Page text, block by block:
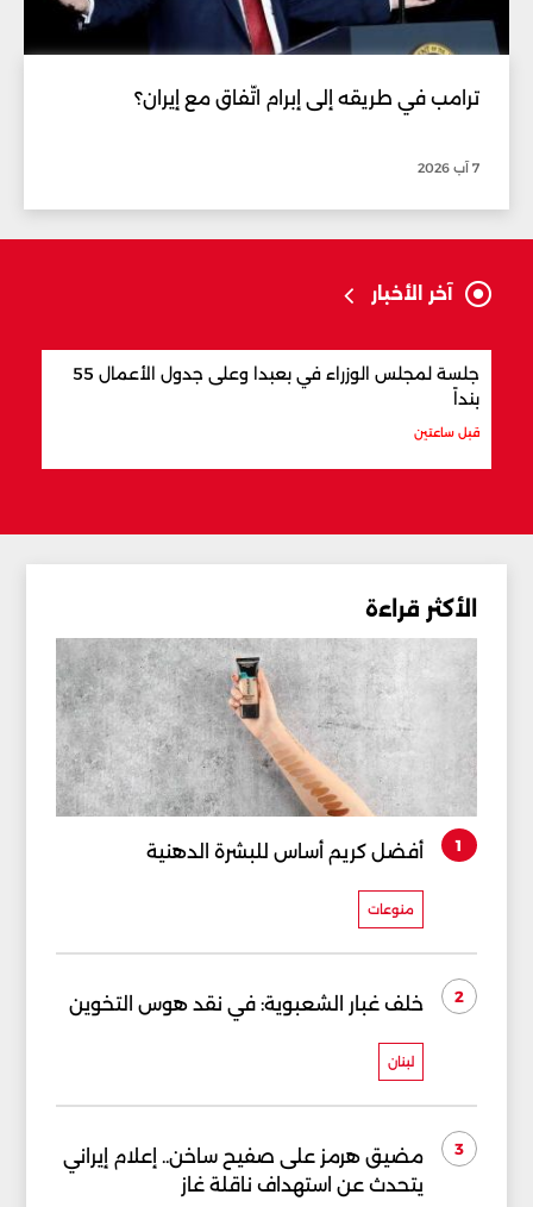
ترامب في طريقه إلى إبرام اتّفاق مع إيران؟
7 آب 2026
آخر الأخبار
جلسة لمجلس الوزراء في بعبدا وعلى جدول الأعمال 55
بنداً
قبل ساعتين
الأكثر قراءة
1 أفضل كريم أساس للبشرة الدهنية
منوعات
2 خلف غبار الشعبوية: في نقد هوس التخوين
لبنان
3
مضيق هرمز على صفيح ساخن.. إعلام إيراني
يتحدث عن استهداف ناقلة غاز